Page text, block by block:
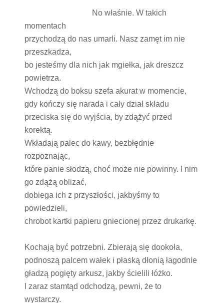
No właśnie. W takich
momentach
przychodzą do nas umarli. Nasz zamęt im nie
przeszkadza,
bo jesteśmy dla nich jak mgiełka, jak dreszcz
powietrza.
Wchodzą do boksu szefa akurat w momencie,
gdy kończy się narada i cały dział składu
przeciska się do wyjścia, by zdążyć przed
korektą.
Wkładają palec do kawy, bezbłędnie
rozpoznając,
które panie słodzą, choć może nie powinny. I nim
go zdążą oblizać,
dobiega ich z przyszłości, jakbyśmy to
powiedzieli,
chrobot kartki papieru gniecionej przez drukarkę.
Kochają być potrzebni. Zbierają się dookoła,
podnoszą palcem wałek i płaską dłonią łagodnie
gładzą pogięty arkusz, jakby ścielili łóżko.
I zaraz stamtąd odchodzą, pewni, że to
wystarczy.